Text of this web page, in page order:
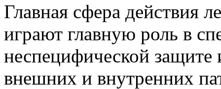
Главная сфера действия
играют главную роль в
неспецифической
внешних и внутренних